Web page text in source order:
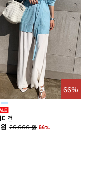
66%
디건
29,000원 66%